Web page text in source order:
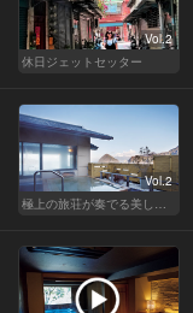
Vol.2
休日ジェットセッター
Vol.2
極上の旅荘が奏でる美しき寛ぎ